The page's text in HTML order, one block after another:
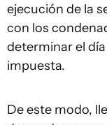
ejecución de la
con los
determinar el
impuesta.
De este modo,